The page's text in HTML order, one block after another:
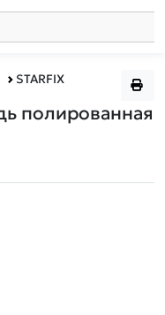
STARFIX
полированная